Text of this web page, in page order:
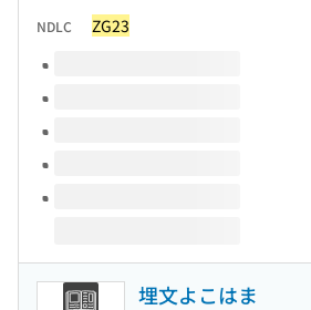
NDLC ZG23
このタイトルの巻号
埋文よこはま